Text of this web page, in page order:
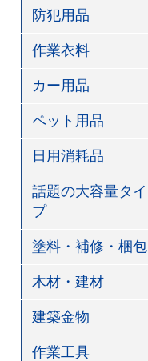
防犯用品
作業衣料
カー用品
ペット用品
日用消耗品
話題の大容量タイ
プ
塗料・補修・梱包
木材・建材
建築金物
作業工具